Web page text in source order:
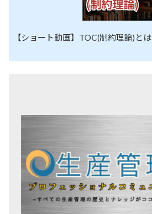
【ショート動画】TOC(制約理論)とは